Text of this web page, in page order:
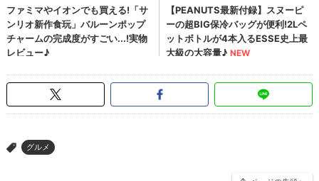
> グルメ